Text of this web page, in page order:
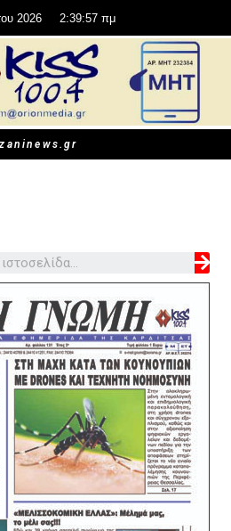
2026 2:39:59 πμ